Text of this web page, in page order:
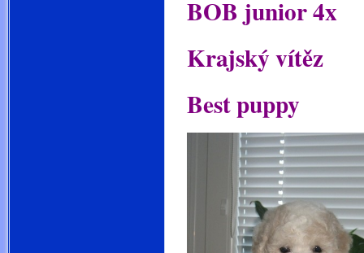
BOB junior 4x
Krajský vítěz
Best puppy